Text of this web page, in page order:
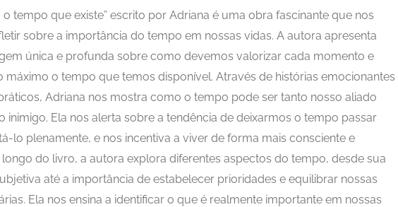
o tempo que existe” escrito por Adriana é uma obra fascinante que nos
sobre a importância do tempo em nossas vidas. A autora apresenta
única e profunda sobre como devemos valorizar cada momento e
máximo o tempo que temos disponível. Através de histórias emocionantes
Adriana nos mostra como o tempo pode ser tanto nosso aliado
inimigo. Ela nos alerta sobre a tendência de deixarmos o tempo passar
lo plenamente, e nos incentiva a viver de forma mais consciente e
longo do livro, a autora explora diferentes aspectos do tempo, desde sua
até a importância de estabelecer prioridades e equilibrar nossas
Ela nos ensina a identificar o que é realmente importante em nossas